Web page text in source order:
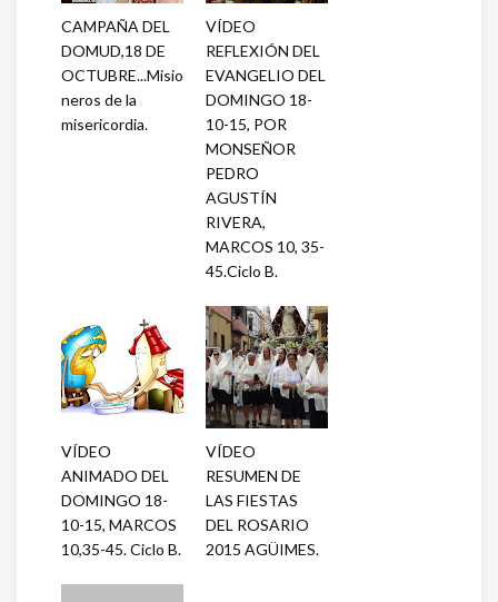
CAMPAÑA DEL
DOMUD,18 DE
OCTUBRE...Misio
neros de la
misericordia.
VÍDEO
REFLEXIÓN DEL
EVANGELIO DEL
DOMINGO 18-
10-15, POR
MONSEÑOR
PEDRO
AGUSTÍN
RIVERA,
MARCOS 10, 35-
45.Ciclo B.
VÍDEO
ANIMADO DEL
DOMINGO 18-
10-15, MARCOS
10,35-45. Ciclo B.
VÍDEO
RESUMEN DE
LAS FIESTAS
DEL ROSARIO
2015 AGÜIMES.